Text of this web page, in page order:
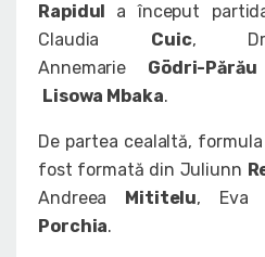
Rapidul a început
Claudia Cuic,
Annemarie Gödri-Părău
Lisowa Mbaka.
De partea cealaltă,
fost formată din Juliunn
Andreea
Mititelu, Eva
Porchia.